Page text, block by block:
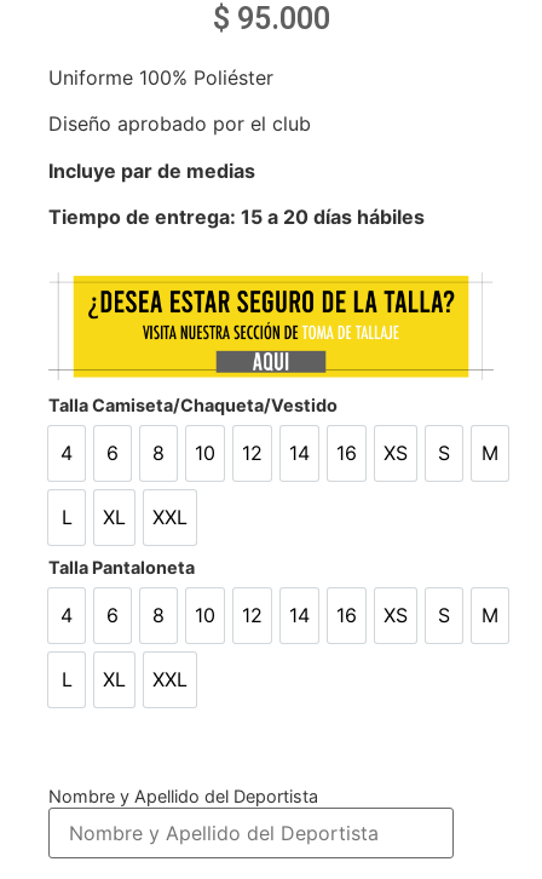
$ 95.000
Uniforme 100% Poliéster
Diseño aprobado por el club
Incluye par de medias
Tiempo de entrega: 15 a 20 días hábiles
Talla Camiseta/Chaqueta/Vestido
4 6 8
8
10 12 14 16 XS
XS
S
S
M
L XL XXL
Talla Pantaloneta
4 6 8
8
10 12 14 16 XS
XS
S
S
M
L XL XXL
Nombre y Apellido del Deportista